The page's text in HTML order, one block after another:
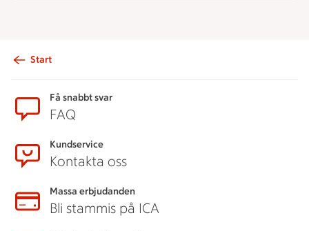
Start
Få snabbt svar
FAQ
Kundservice
Kontakta oss
Massa erbjudanden
Bli stammis på ICA